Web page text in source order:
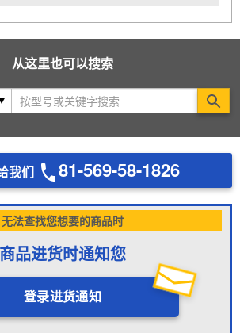
从这里也可以搜索
我们 81-569-58-1826
无法查找您想要的商品时
商品进货时通知您
登录进货通知